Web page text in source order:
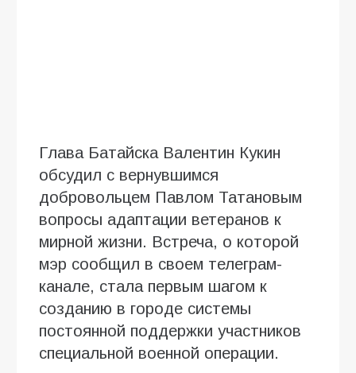
Глава Батайска Валентин Кукин
обсудил с вернувшимся
добровольцем Павлом Татановым
вопросы адаптации ветеранов к
мирной жизни. Встреча, о которой
мэр сообщил в своем телеграм-
канале, стала первым шагом к
созданию в городе системы
постоянной поддержки участников
специальной военной операции.